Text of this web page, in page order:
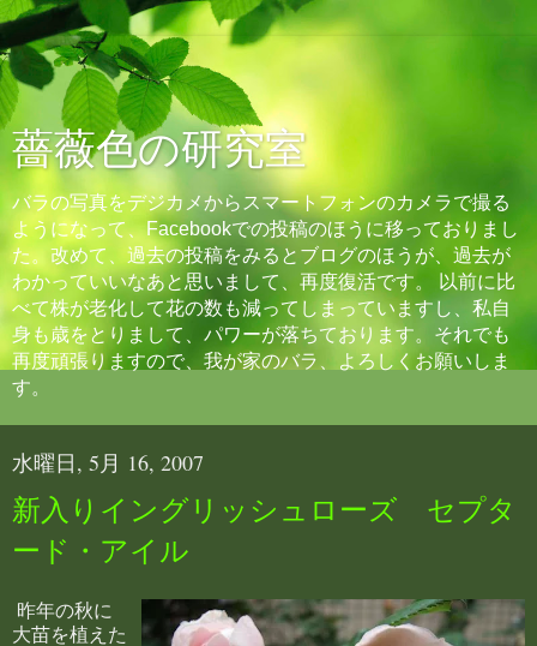
薔薇色の研究室
バラの写真をデジカメからスマートフォンのカメラで撮る
ようになって、Facebookでの投稿のほうに移っておりまし
た。改めて、過去の投稿をみるとブログのほうが、過去が
わかっていいなあと思いまして、再度復活です。 以前に比
べて株が老化して花の数も減ってしまっていますし、私自
身も歳をとりまして、パワーが落ちております。それでも
再度頑張りますので、我が家のバラ、よろしくお願いしま
す。
水曜日, 5月 16, 2007
新入りイングリッシュローズ セプタ
ード・アイル
昨年の秋に
大苗を植えた